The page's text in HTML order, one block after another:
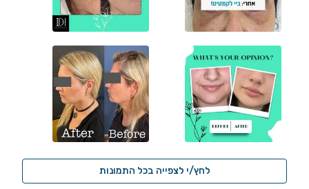
לחץ/י לצפייה בכל התמונות